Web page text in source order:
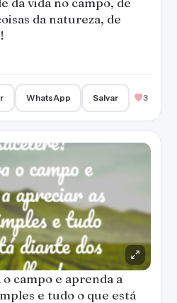
da natureza, de
WhatsApp Salvar 3
campo e aprenda a
e tudo o que está